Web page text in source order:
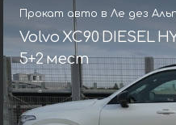
Прокат авто в Ле дез
Volvo XC90 DIESEL
5+2 мест